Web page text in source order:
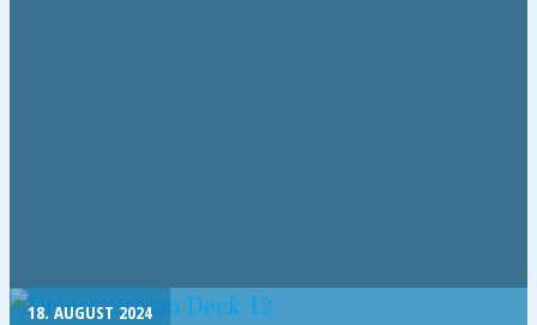
18. AUGUST 2024